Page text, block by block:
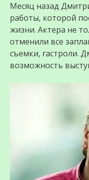
Месяц назад
работы, которой
жизни. Актера не
отменили все
съемки, гастроли.
возможность